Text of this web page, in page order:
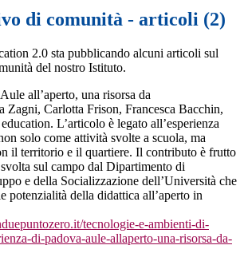
di comunità - articoli (2)
2.0 sta pubblicando alcuni articoli sul
del nostro Istituto.
Aule all’aperto, una risorsa da
Zagni, Carlotta Frison, Francesca Bacchin,
. L’articolo è legato all’esperienza
solo come attività svolte a scuola, ma
il territorio e il quartiere. Il contributo è frutto
sul campo dal Dipartimento di
e della Socializzazione dell’Università che
potenzialità della didattica all’aperto in
tecnologie-e-ambienti-di-
di-padova-aule-allaperto-una-risorsa-da-